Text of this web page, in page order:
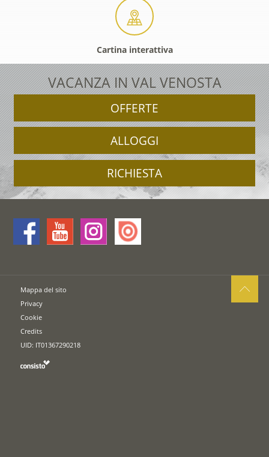
Cartina interattiva
VACANZA IN VAL VENOSTA
OFFERTE
ALLOGGI
RICHIESTA
Mappa del sito
Privacy
Cookie
Credits
UID: IT01367290218